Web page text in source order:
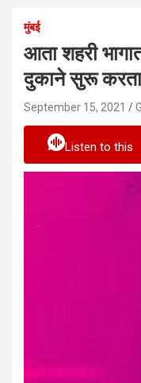
मुंबई
आता शहरी
दुकाने सुरू
September 15, 2021
Listen to this